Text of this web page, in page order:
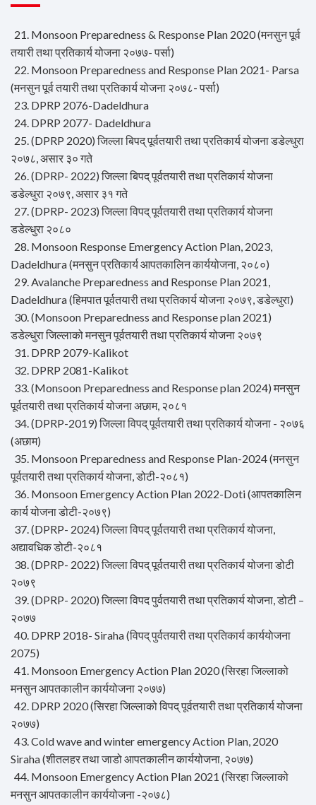
21. Monsoon Preparedness & Response Plan 2020 (मनसुन पूर्व
तयारी तथा प्रतिकार्य योजना २०७७- पर्सा)
22. Monsoon Preparedness and Response Plan 2021- Parsa
(मनसुन पूर्व तयारी तथा प्रतिकार्य योजना २०७८- पर्सा)
23. DPRP 2076-Dadeldhura
24. DPRP 2077- Dadeldhura
25. (DPRP 2020) जिल्ला बिपद् पूर्वतयारी तथा प्रतिकार्य योजना डडेल्धुरा
२०७८, असार ३० गते
26. (DPRP- 2022) जिल्ला बिपद् पूर्वतयारी तथा प्रतिकार्य योजना
डडेल्धुरा २०७९, असार ३१ गते
27. (DPRP- 2023) जिल्ला विपद् पूर्वतयारी तथा प्रतिकार्य योजना
डडेल्धुरा २०८०
28. Monsoon Response Emergency Action Plan, 2023,
Dadeldhura (मनसुन प्रतिकार्य आपतकालिन कार्ययोजना, २०८०)
29. Avalanche Preparedness and Response Plan 2021,
Dadeldhura (हिमपात पूर्वतयारी तथा प्रतिकार्य योजना २०७९, डडेल्धुरा)
30. (Monsoon Preparedness and Response plan 2021)
डडेल्धुरा जिल्लाको मनसुन पूर्वतयारी तथा प्रतिकार्य योजना २०७९
31. DPRP 2079-Kalikot
32. DPRP 2081-Kalikot
33. (Monsoon Preparedness and Response plan 2024) मनसुन
पूर्वतयारी तथा प्रतिकार्य योजना अछाम, २०८१
34. (DPRP-2019) जिल्ला विपद् पूर्वतयारी तथा प्रतिकार्य योजना - २०७६
(अछाम)
35. Monsoon Preparedness and Response Plan-2024 (मनसुन
पूर्वतयारी तथा प्रतिकार्य योजना, डोटी-२०८१)
36. Monsoon Emergency Action Plan 2022-Doti (आपतकालिन
कार्य योजना डोटी-२०७९)
37. (DPRP- 2024) जिल्ला विपद् पूर्वतयारी तथा प्रतिकार्य योजना,
अद्यावधिक डोटी-२०८१
38. (DPRP- 2022) जिल्ला विपद् पूर्वतयारी तथा प्रतिकार्य योजना डोटी
२०७९
39. (DPRP- 2020) जिल्ला विपद पुर्वतयारी तथा प्रतिकार्य योजना, डोटी –
२०७७
40. DPRP 2018- Siraha (विपद् पुर्वतयारी तथा प्रतिकार्य कार्ययाेजना
2075)
41. Monsoon Emergency Action Plan 2020 (सिरहा जिल्लाको
मनसुन आपतकालीन कार्ययोजना २०७७)
42. DPRP 2020 (सिरहा जिल्लाको विपद् पूर्वतयारी तथा प्रतिकार्य योजना
२०७७)
43. Cold wave and winter emergency Action Plan, 2020
Siraha (शीतलहर तथा जाडो आपतकालीन कार्ययोजना, २०७७)
44. Monsoon Emergency Action Plan 2021 (सिरहा जिल्लाको
मनसुन आपतकालीन कार्ययोजना -२०७८)